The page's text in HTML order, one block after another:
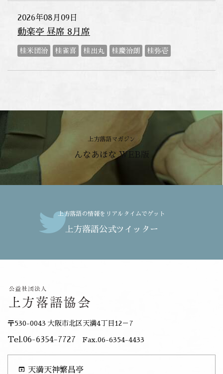
2026年08月09日
動楽亭 昼席 8月席
桂米団治 桂雀喜 桂出丸 桂慶治朗 桂弥壱
上方落語マガジン
んなあほな WEB版
上方落語の情報をリアルタイムでゲット
上方落語公式ツイッター
〒530-0043 大阪市北区天満4丁目12－7
Tel.06-6354-7727 Fax.06-6354-4433
open_in_browser 天満天神繁昌亭